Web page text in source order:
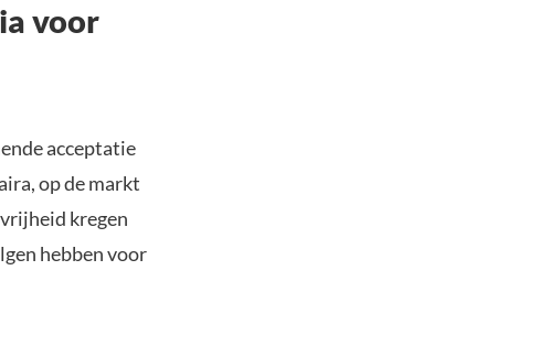
voor
acceptatie
op de markt
kregen
hebben voor